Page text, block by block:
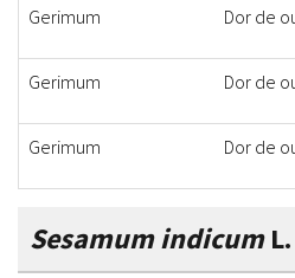
Gerimum Dor de
Gerimum Dor de
Gerimum Dor de
Sesamum indicumL.